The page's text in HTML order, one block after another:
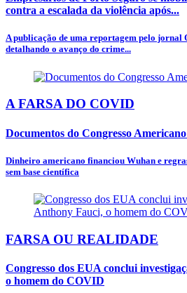
contra a escalada da violência após...
A publicação de uma reportagem pelo jornal
detalhando o avanço do crime...
A FARSA DO COVID
Documentos do Congresso
Dinheiro americano financiou Wuhan e
sem base científica
FARSA OU REALIDADE
Congresso dos EUA conclui
o homem do COVID